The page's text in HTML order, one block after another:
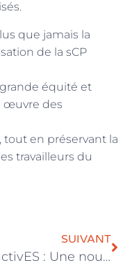
que jamais la
de la sCP
équité et
œuvre des
en préservant la
travailleurs du
SUIVANT
CoactivES : Une nouvelle plateforme pour l’accompagenement social dans les entreprises d’insertion